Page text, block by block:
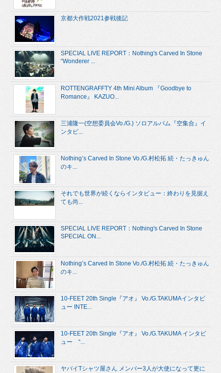
京都大作戦2021参戦後記
SPECIAL LIVE REPORT：Nothing's Carved In Stone
“Wonderer ...
ROTTENGRAFFTY 4th Mini Album 『Goodbye to
Romance』 KAZUO...
三浦隆一(空想委員会Vo./G.) ソロアルバム『空集合』イ
ンタビ...
Nothing’s Carved In Stone Vo./G.村松拓 続・たっきゅん
のキ...
それでも世界が続くならインタビュー：終わりを見据え
ても尚...
SPECIAL LIVE REPORT：Nothing's Carved In Stone
SPECIAL ON...
Nothing’s Carved In Stone Vo./G.村松拓 続・たっきゅん
のキ...
10-FEET 20th Single『アオ』 Vo./G.TAKUMAインタビ
ュー INTE...
10-FEET 20th Single『アオ』 Vo./G.TAKUMA インタビ
ュー “...
ヤバイTシャツ屋さん メンバー3人が大使になって更に